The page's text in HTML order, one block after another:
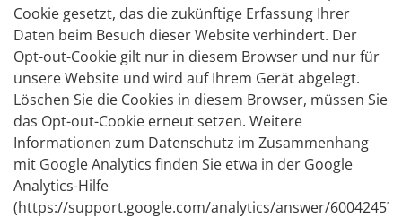
Cookie gesetzt, das die zukünftige Erfassung Ihrer
Daten beim Besuch dieser Website verhindert. Der
Opt-out-Cookie gilt nur in diesem Browser und nur für
unsere Website und wird auf Ihrem Gerät abgelegt.
Löschen Sie die Cookies in diesem Browser, müssen Sie
das Opt-out-Cookie erneut setzen. Weitere
Informationen zum Datenschutz im Zusammenhang
mit Google Analytics finden Sie etwa in der Google
Analytics-Hilfe
(https://support.google.com/analytics/answer/6004245?